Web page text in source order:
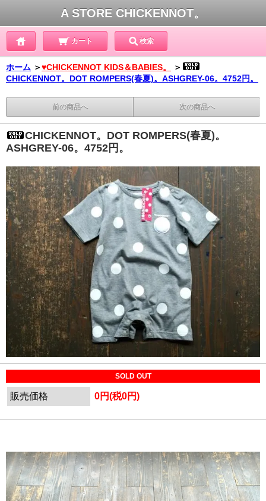
A STORE CHICKENNOT。
カート 検索
ホーム ＞♥CHICKENNOT KIDS＆BABIES。
＞
CHICKENNOT。DOT ROMPERS(春夏)。ASHGREY-06。4752円。
前の商品へ 次の商品へ
CHICKENNOT。DOT ROMPERS(春夏)。
ASHGREY-06。4752円。
SOLD OUT
販売価格 0円(税0円)